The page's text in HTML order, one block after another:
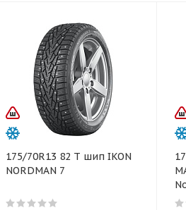
175/70R13 82 T шип IKON
NORDMAN 7